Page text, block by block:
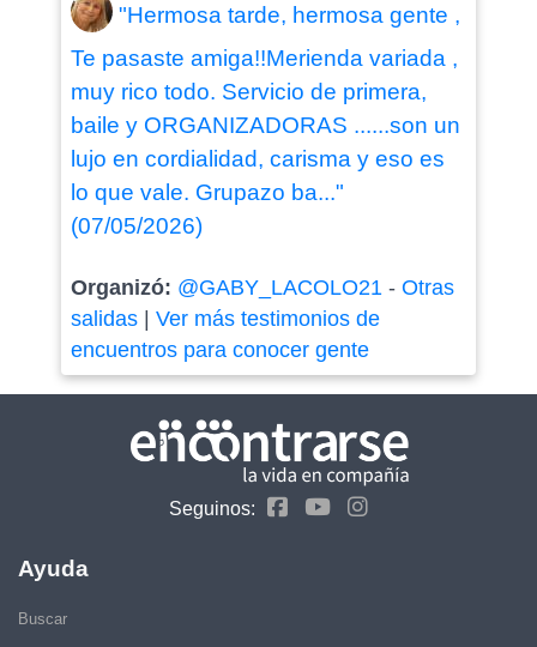
"Hermosa tarde, hermosa gente ,
Te pasaste amiga!!Merienda variada ,
muy rico todo. Servicio de primera,
baile y ORGANIZADORAS ......son un
lujo en cordialidad, carisma y eso es
lo que vale. Grupazo ba..."
(07/05/2026)
Organizó: @GABY_LACOLO21- Otras
salidas| Ver más testimonios de
encuentros para conocer gente
Seguinos:
Ayuda
Buscar